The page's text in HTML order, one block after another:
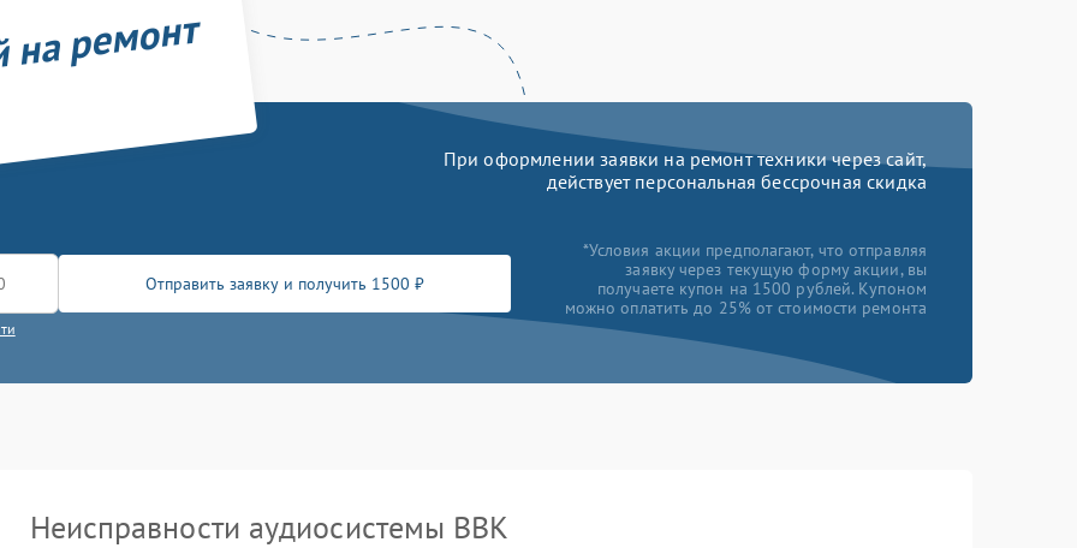
ремонт
При оформлении заявки на ремонт техники через сайт,
действует персональная бессрочная скидка
Отправить заявку и получить 1500 ₽
*Условия акции предполагают, что отправляя
заявку через текущую форму акции, вы
получаете купон на 1500 рублей. Купоном
можно оплатить до 25% от стоимости ремонта
Неисправности аудиосистемы BBK